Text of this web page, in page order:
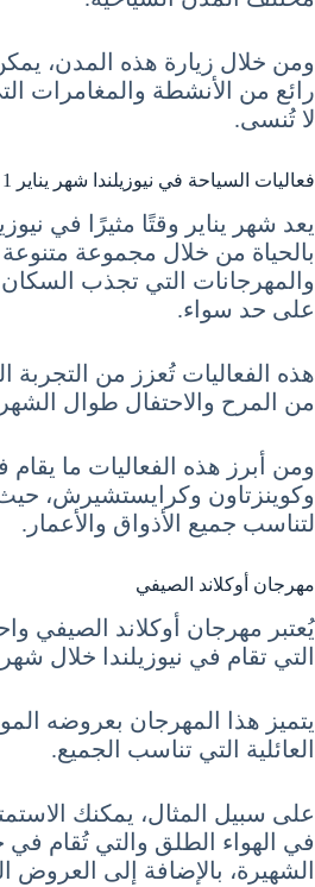
ومن خلال زيارة هذه المدن،
رائع من الأنشطة والمغامرات
لا تُنسى.
فعاليات السياحة في نيوزيلندا شهر يناير 1 كانون الثاني January
يعد شهر يناير وقتًا مثيرًا في
بالحياة من خلال مجموعة
والمهرجانات التي تجذب السكان
على حد سواء.
هذه الفعاليات تُعزز من التجربة
من المرح والاحتفال طوال
ومن أبرز هذه الفعاليات ما يقام
وكوينزتاون وكرايستشيرش،
لتناسب جميع الأذواق والأعمار.
مهرجان أوكلاند الصيفي
يُعتبر مهرجان أوكلاند الصيفي
التي تقام في نيوزيلندا خلال شهر
يتميز هذا المهرجان بعروضه
العائلية التي تناسب الجميع.
على سبيل المثال، يمكنك
في الهواء الطلق والتي تُقام في
الشهيرة، بالإضافة إلى العروض